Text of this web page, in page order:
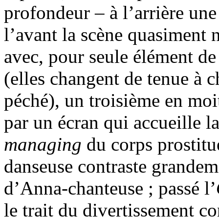
profondeur – à l’arrière
l’avant la scène
avec, pour seule élément
(elles changent de tenue à
péché), un troisième en
par un écran qui accueille
managing du corps
danseuse contraste
d’Anna-chanteuse ; passé l’
le trait du divertissement